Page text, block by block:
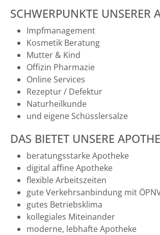
SCHWERPUNKTE UNSERER
Impfmanagement
Kosmetik Beratung
Mutter & Kind
Offizin Pharmazie
Online Services
Rezeptur / Defektur
Naturheilkunde
und eigene Schüsslersalze
DAS BIETET UNSERE
beratungsstarke Apotheke
digital affine Apotheke
flexible Arbeitszeiten
gute Verkehrsanbindung mit
gutes Betriebsklima
kollegiales Miteinander
moderne, lebhafte Apotheke